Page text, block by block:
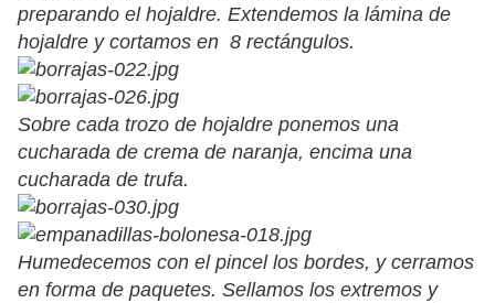
preparando el hojaldre. Extendemos la lámina de
hojaldre y cortamos en 8 rectángulos.
Sobre cada trozo de hojaldre ponemos una
cucharada de crema de naranja, encima una
cucharada de trufa.
Humedecemos con el pincel los bordes, y cerramos
en forma de paquetes. Sellamos los extremos y